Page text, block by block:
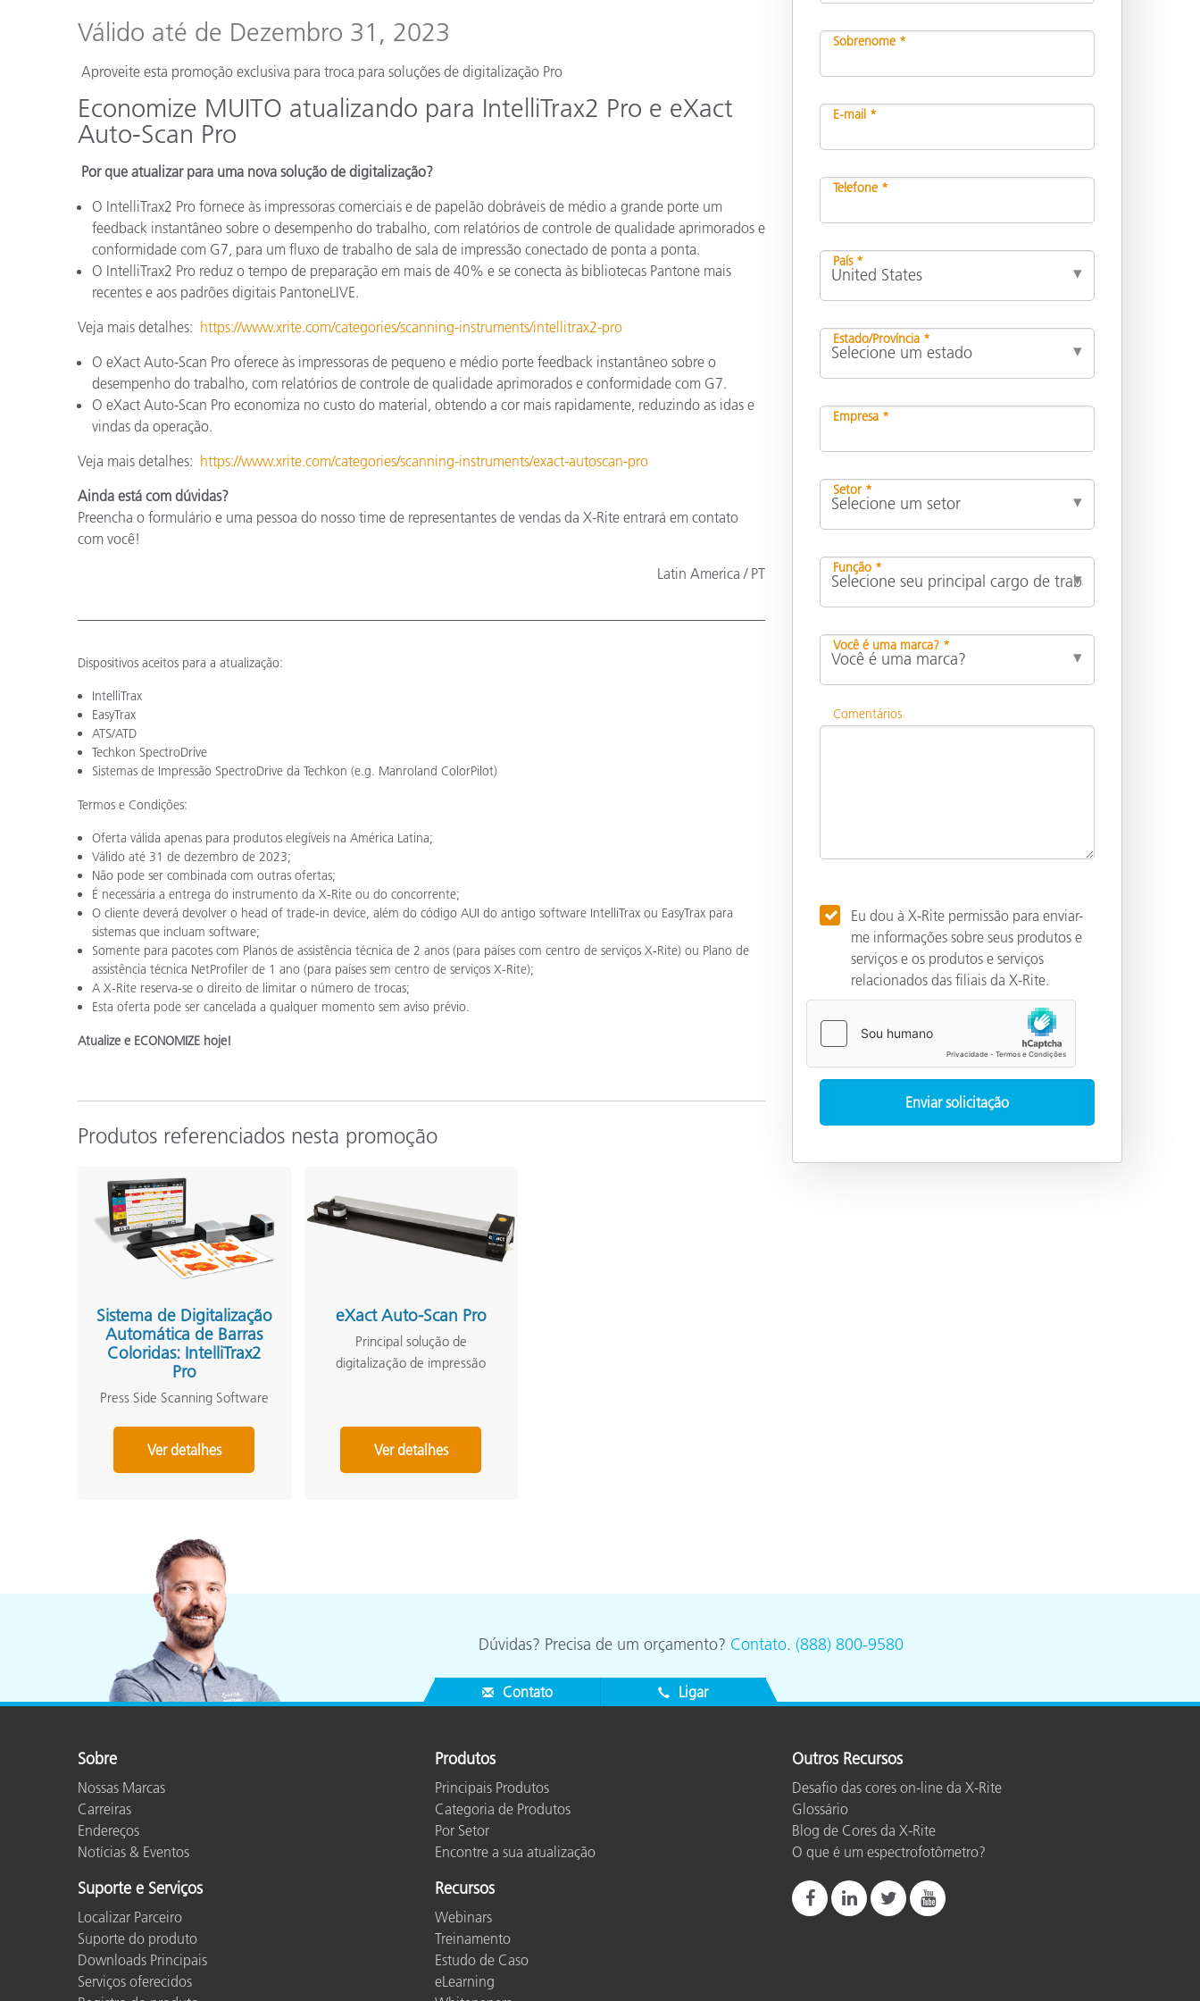
Válido até de Dezembro 31, 2023
Aproveite esta promoção exclusiva para troca para soluções de digitalização Pro
Economize MUITO atualizando para IntelliTrax2 Pro e eXact
Auto-Scan Pro
Por que atualizar para uma nova solução de digitalização?
O IntelliTrax2 Pro fornece às impressoras comerciais e de papelão dobráveis de médio a grande porte um
feedback instantâneo sobre o desempenho do trabalho, com relatórios de controle de qualidade aprimorados e
conformidade com G7, para um fluxo de trabalho de sala de impressão conectado de ponta a ponta.
O IntelliTrax2 Pro reduz o tempo de preparação em mais de 40% e se conecta às bibliotecas Pantone mais
recentes e aos padrões digitais PantoneLIVE.
Veja mais detalhes: https://www.xrite.com/categories/scanning-instruments/intellitrax2-pro
O eXact Auto-Scan Pro oferece às impressoras de pequeno e médio porte feedback instantâneo sobre o
desempenho do trabalho, com relatórios de controle de qualidade aprimorados e conformidade com G7.
O eXact Auto-Scan Pro economiza no custo do material, obtendo a cor mais rapidamente, reduzindo as idas e
vindas da operação.
Veja mais detalhes: https://www.xrite.com/categories/scanning-instruments/exact-autoscan-pro
Ainda está com dúvidas?
Preencha o formulário e uma pessoa do nosso time de representantes de vendas da X-Rite entrará em contato
com você!
Latin America / PT
Dispositivos aceitos para a atualização:
IntelliTrax
EasyTrax
ATS/ATD
Techkon SpectroDrive
Sistemas de Impressão SpectroDrive da Techkon (e.g. Manroland ColorPilot)
Termos e Condições:
Oferta válida apenas para produtos elegíveis na América Latina;
Válido até 31 de dezembro de 2023;
Não pode ser combinada com outras ofertas;
É necessária a entrega do instrumento da X-Rite ou do concorrente;
O cliente deverá devolver o head of trade-in device, além do código AUI do antigo software IntelliTrax ou EasyTrax para
sistemas que incluam software;
Somente para pacotes com Planos de assistência técnica de 2 anos (para países com centro de serviços X-Rite) ou Plano de
assistência técnica NetProfiler de 1 ano (para países sem centro de serviços X-Rite);
A X-Rite reserva-se o direito de limitar o número de trocas;
Esta oferta pode ser cancelada a qualquer momento sem aviso prévio.
Atualize e ECONOMIZE hoje!
Produtos referenciados nesta promoção
Sistema de Digitalização
Automática de Barras
Coloridas: IntelliTrax2
Pro
Press Side Scanning Software
Ver detalhes
eXact Auto-Scan Pro
Principal solução de
digitalização de impressão
Ver detalhes
Sobrenome *
E-mail *
Telefone *
País *
Estado/Província *
Empresa *
Setor *
Função *
Você é uma marca? *
Comentários
Eu dou à X-Rite permissão para enviar-
me informações sobre seus produtos e
serviços e os produtos e serviços
relacionados das filiais da X-Rite.
Dúvidas? Precisa de um orçamento? Contato. (888) 800-9580
Contato Ligar
Sobre
Nossas Marcas
Carreiras
Endereços
Notícias & Eventos
Suporte e Serviços
Localizar Parceiro
Suporte do produto
Downloads Principais
Serviços oferecidos
Produtos
Principais Produtos
Categoria de Produtos
Por Setor
Encontre a sua atualização
Recursos
Webinars
Treinamento
Estudo de Caso
eLearning
Outros Recursos
Desafio das cores on-line da X-Rite
Glossário
Blog de Cores da X-Rite
O que é um espectrofotômetro?